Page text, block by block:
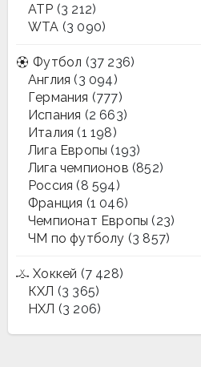
ATP (3 212)
WTA (3 090)
Футбол (37 236)
Англия (3 094)
Германия (777)
Испания (2 663)
Италия (1 198)
Лига Европы (193)
Лига чемпионов (852)
Россия (8 594)
Франция (1 046)
Чемпионат Европы (23)
ЧМ по футболу (3 857)
Хоккей (7 428)
КХЛ (3 365)
НХЛ (3 206)